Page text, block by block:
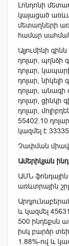
Լոնդոնի
կայացած
մետաղների
համար
Ալյումինի
դոլար, պղնձի
դոլար,
դոլար, նիկելի
դոլար, անագի
դոլար, ցինկի
դոլար,
55402.10
կազմել է
Չափման
Ամերիկյան
ԱՄՆ
առևտրային
և կազմել
500 ինդեքսն
իսկ բարձր
1.88%-ով և